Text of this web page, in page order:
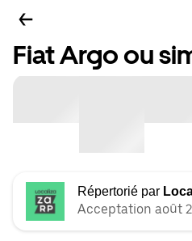
Fiat Argo ou
Répertorié par
Acceptation août